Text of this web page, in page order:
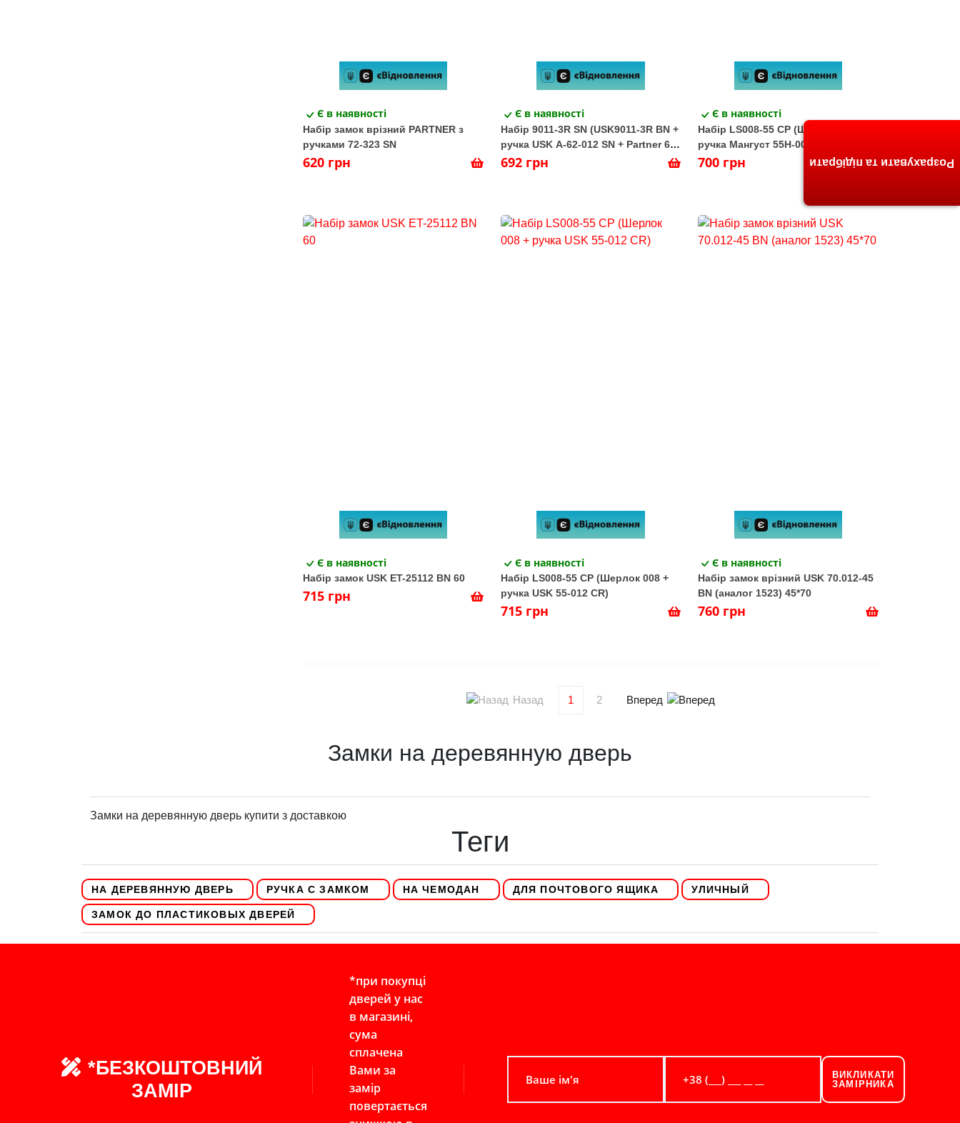
Є в наявності
Набір замок врізний PARTNER з
ручками 72-323 SN
620 грн
Є в наявності
Набір 9011-3R SN (USK9011-3R BN +
ручка USK A-62-012 SN + Partner 60
кл/кл 5кл)
692 грн
Є в наявності
Набір LS008-55 CP (Шерлок008 +
ручка Мангуст 55Н-008
полімер+коробка
700 грн
Є в наявності
Набір замок USK ET-25112 BN 60
715 грн
Є в наявності
Набір LS008-55 CP (Шерлок 008 +
ручка USK 55-012 СR)
715 грн
Є в наявності
Набір замок врізний USK 70.012-45
BN (аналог 1523) 45*70
760 грн
Назад 1 2 Вперед
Замки на деревянную дверь
Замки на деревянную дверь купити з доставкою
Теги
НА ДЕРЕВЯННУЮ ДВЕРЬ РУЧКА С ЗАМКОМ НА ЧЕМОДАН ДЛЯ ПОЧТОВОГО ЯЩИКА УЛИЧНЫЙ
ЗАМОК ДО ПЛАСТИКОВЫХ ДВЕРЕЙ
*БЕЗКОШТОВНИЙ
ЗАМІР
*при покупці
дверей у нас
в магазині,
сума
сплачена
Вами за
замір
повертається
ВИКЛИКАТИ
ЗАМІРНИКА
Розрахувати та підібрати